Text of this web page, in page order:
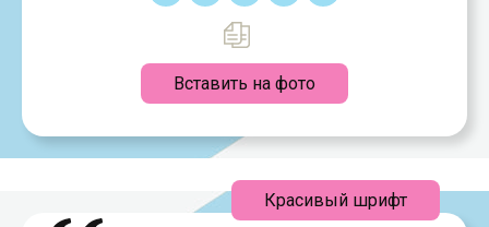
Вставить на фото
Красивый шрифт